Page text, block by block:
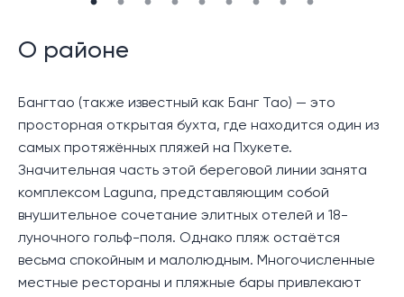
О районе
Бангтао (также известный как Банг Тао) — это
просторная открытая бухта, где находится один из
самых протяжённых пляжей на Пхукете.
Значительная часть этой береговой линии занята
комплексом Laguna, представляющим собой
внушительное сочетание элитных отелей и 18-
луночного гольф-поля. Однако пляж остаётся
весьма спокойным и малолюдным. Многочисленные
местные рестораны и пляжные бары привлекают